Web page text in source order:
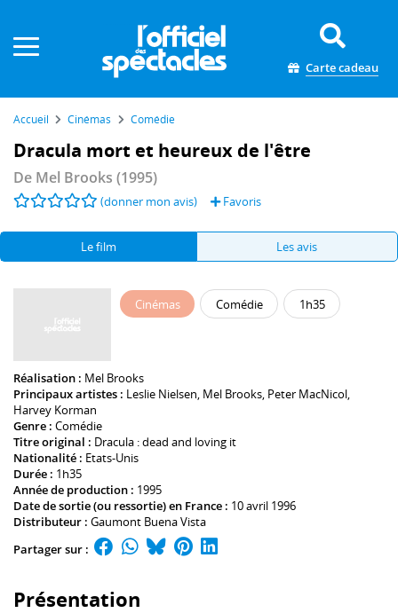
Carte cadeau
Accueil Cinémas Comédie
Dracula mort et heureux de l'être
De Mel Brooks (1995)
(donner mon avis) Favoris
Le film Les avis
Cinémas Comédie 1h35
Réalisation : Mel Brooks
Principaux artistes : Leslie Nielsen, Mel Brooks, Peter MacNicol,
Harvey Korman
Genre : Comédie
Titre original : Dracula : dead and loving it
Nationalité : Etats-Unis
Durée : 1h35
Année de production : 1995
Date de sortie (ou ressortie) en France : 10 avril 1996
Distributeur : Gaumont Buena Vista
Partager sur :
Présentation